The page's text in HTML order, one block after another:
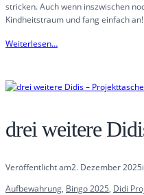
stricken. Auch wenn inszwischen
Kindheitstraum und fang einfach
Weiterlesen…
drei weitere
Veröffentlicht am2. Dezember 2025
Aufbewahrung, Bingo 2025, Didi